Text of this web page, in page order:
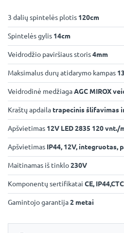
3 dalių spintelės plotis 120cm
Spintelės gylis 14cm
Veidrodžio paviršiaus storis4mm
Maksimalus durų atidarymo kampas
Veidrodinė medžiagaAGC MIROX
Kraštų apdaila trapecinis šlifavimas
Apšvietimas 12V LED 2835 120 vnt./
Apšvietimas IP44, 12V, integruotas,
Maitinamas iš tinklo230V
Komponentų sertifikatai CE,
Gamintojo garantija2 metai